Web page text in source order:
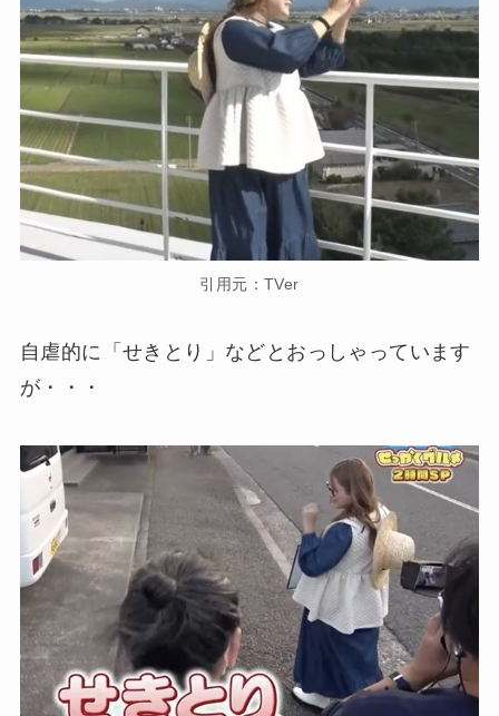
引用元：TVer
自虐的に「せきとり」などとおっしゃっています
が・・・